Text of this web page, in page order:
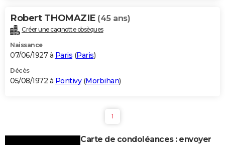
Robert THOMAZIE (45 ans)
Créer une cagnotte obsèques
Naissance
07/06/1927 à Paris (Paris)
Décès
05/08/1972 à Pontivy(Morbihan)
1
Carte de condoléances : envoyer